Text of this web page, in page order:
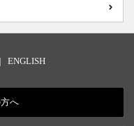
| ENGLISH
へ